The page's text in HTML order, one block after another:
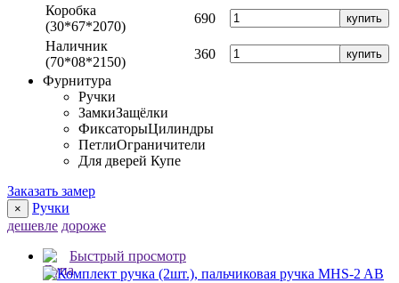
Коробка
(30*67*2070)
690 купить
Наличник
(70*08*2150)
360 купить
Фурнитура
Ручки
ЗамкиЗащёлки
ФиксаторыЦилиндры
ПетлиОграничители
Для дверей Купе
Заказать замер
×
Ручки
дешевле дороже
Быстрый просмотр